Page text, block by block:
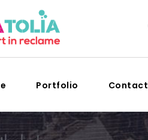
Portfolio Contact